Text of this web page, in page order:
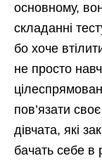
основному,
складанні
бо хоче
не просто
пов’язати
дівчата, які
бачать себе в